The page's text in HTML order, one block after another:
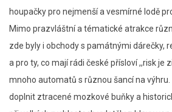
houpačky pro nejmenší a vesmírné lodě
Mimo prazvláštní a tématické atrakce
zde byly i obchody s památnými dárečky,
a pro ty, co mají rádi české přísloví ,,risk je
mnoho automatů s různou šancí na
doplnit ztracené mozkové buňky a